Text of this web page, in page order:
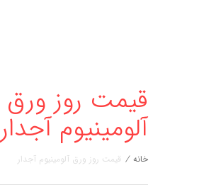
قیمت روز ورق
آلومینیوم آجدار
خانه / قیمت روز ورق آلومینیوم آجدار